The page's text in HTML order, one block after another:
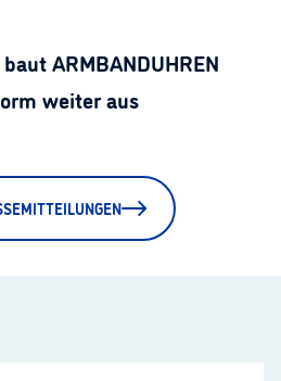
ARMBANDUHREN
weiter aus